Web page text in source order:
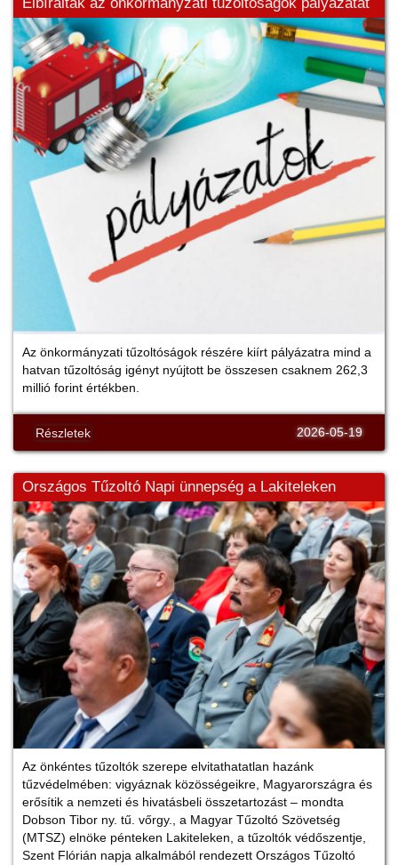
Az önkormányzati tűzoltóságok részére kiírt pályázatra mind a
hatvan tűzoltóság igényt nyújtott be összesen csaknem 262,3
millió forint értékben.
Részletek 2026-05-19
Országos Tűzoltó Napi ünnepség a Lakiteleken
Az önkéntes tűzoltók szerepe elvitathatatlan hazánk
tűzvédelmében: vigyáznak közösségeikre, Magyarországra és
erősítik a nemzeti és hivatásbeli összetartozást – mondta
Dobson Tibor ny. tű. vőrgy., a Magyar Tűzoltó Szövetség
(MTSZ) elnöke pénteken Lakiteleken, a tűzoltók védőszentje,
Szent Flórián napja alkalmából rendezett Országos Tűzoltó